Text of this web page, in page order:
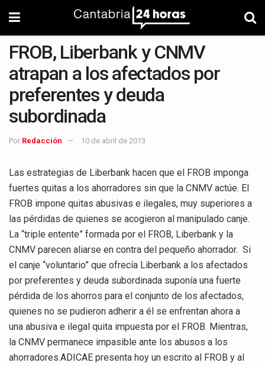
FROB, Liberbank y CNMV
atrapan a los afectados por
preferentes y deuda
subordinada
Por Redacción 10 de abril de 2013
Las estrategias de Liberbank hacen que el FROB imponga
fuertes quitas a los ahorradores sin que la CNMV actúe. El
FROB impone quitas abusivas e ilegales, muy superiores a
las pérdidas de quienes se acogieron al manipulado canje.
La “triple entente” formada por el FROB, Liberbank y la
CNMV parecen aliarse en contra del pequeño ahorrador. Si
el canje “voluntario” que ofrecía Liberbank a los afectados
por preferentes y deuda subordinada suponía una fuerte
pérdida de los ahorros para el conjunto de los afectados,
quienes no se pudieron adherir a él se enfrentan ahora a
una abusiva e ilegal quita impuesta por el FROB. Mientras,
la CNMV permanece impasible ante los abusos a los
ahorradores.ADICAE presenta hoy un escrito al FROB y al